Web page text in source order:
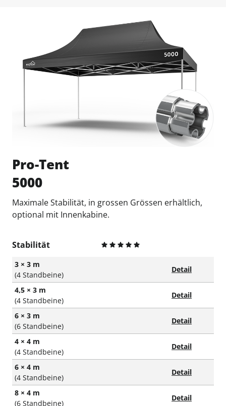
Pro-Tent
5000
Maximale Stabilität, in grossen Grössen erhältlich,
optional mit Innenkabine.
Stabilität
3 × 3 m
(4 Standbeine)
Detail
4,5 × 3 m
(4 Standbeine)
Detail
6 × 3 m
(6 Standbeine)
Detail
4 × 4 m
(4 Standbeine)
Detail
6 × 4 m
(4 Standbeine)
Detail
8 × 4 m
(6 Standbeine)
Detail